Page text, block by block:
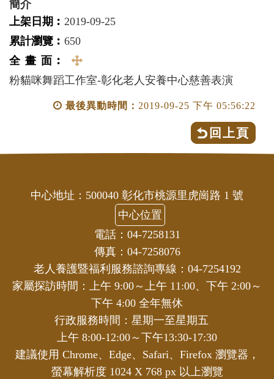
簡介
上架日期︰ 2019-09-25
累計瀏覽︰ 650
全 畫 面︰
全
畫
面
粉貓咪舞蹈工作室-彰化老人安養中心慈善表演
最後異動時間： 2019-09-25 下午 05:56:22
回上頁
中心地址：500040 彰化市桃源里虎崗路 1 號
中心位置
電話：04-7258131
傳真：04-7258076
老人養護暨福利服務諮詢專線：04-7254192
家屬探訪時間：上午 9:00～上午 11:00、下午 2:00～
下午 4:00 全年無休
行政服務時間：星期一至星期五
上午 8:00-12:00～下午13:30-17:30
建議使用 Chrome、Edge、Safari、Firefox 瀏覽器，
螢幕解析度 1024 X 768 px 以上瀏覽